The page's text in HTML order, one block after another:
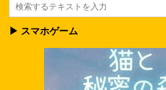
▶ スマホゲーム